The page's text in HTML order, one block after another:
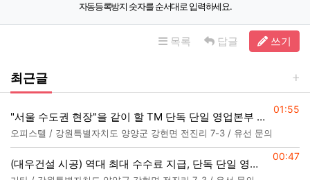
자동등록방지 숫자를 순서대로 입력하세요.
목록 답글 쓰기
최근글
등록일
01:55
"서울 수도권 현장"을 같이 할 TM 단독 단일 영업본부 팀 선착순 모집
오피스텔 / 강원특별자치도 양양군 강현면 전진리 7-3 / 유선 문의
등록일
00:47
(대우건설 시공) 역대 최대 수수료 지급, 단독 단일 영업본부 선착순 모집